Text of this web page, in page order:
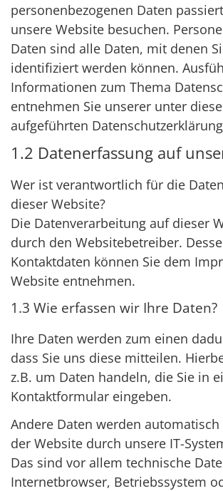
personenbezogenen Daten
unsere Website besuchen.
Daten sind alle Daten, mit denen
identifiziert werden können.
Informationen zum Thema
entnehmen Sie unserer unter
aufgeführten
1.2 Datenerfassung auf
Wer ist verantwortlich für die
dieser Website?
Die Datenverarbeitung auf dieser
durch den Websitebetreiber.
Kontaktdaten können Sie dem
Website entnehmen.
1.3 Wie erfassen wir Ihre Daten?
Ihre Daten werden zum einen
dass Sie uns diese mitteilen.
z.B. um Daten handeln, die Sie in
Kontaktformular eingeben.
Andere Daten werden
der Website durch unsere IT-
Das sind vor allem technische
Internetbrowser, Betriebssystem